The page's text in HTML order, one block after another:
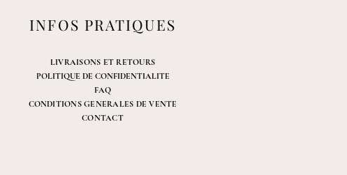
INFOS PRATIQUES
LIVRAISONS ET RETOURS
POLITIQUE DE CONFIDENTIALITE
FAQ
CONDITIONS GENERALES DE VENTE
CONTACT